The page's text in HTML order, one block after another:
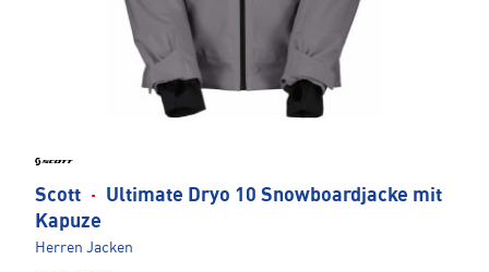
Scott ·
Ultimate Dryo 10 Snowboardjacke mit
Kapuze
Herren Jacken